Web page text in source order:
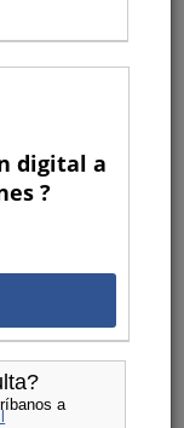
digital a
?
a